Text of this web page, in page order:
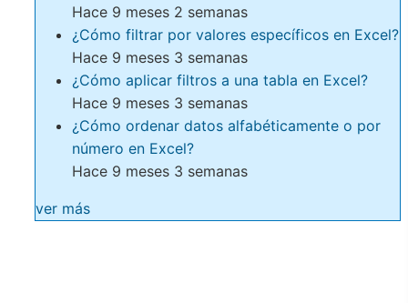
Hace 9 meses 2 semanas
¿Cómo filtrar por valores específicos en Excel?
Hace 9 meses 3 semanas
¿Cómo aplicar filtros a una tabla en Excel?
Hace 9 meses 3 semanas
¿Cómo ordenar datos alfabéticamente o por
número en Excel?
Hace 9 meses 3 semanas
ver más